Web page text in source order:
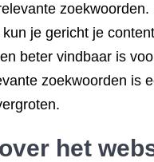
je gericht je
beter vindbaar is
zoekwoorden is
het